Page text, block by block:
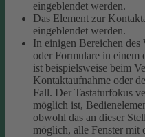
eingeblendet werden.
Das Element zur
eingeblendet werden.
In einigen Bereichen des
oder Formulare in einem
ist beispielsweise beim
Kontaktaufnahme oder
Fall. Der Tastaturfokus
möglich ist,
obwohl das an dieser
möglich, alle Fenster mit